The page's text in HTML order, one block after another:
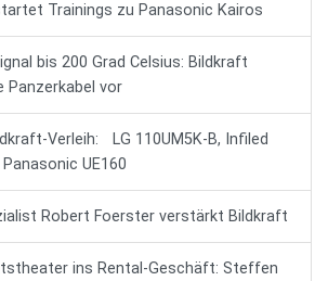
Trainings zu Panasonic Kairos
bis 200 Grad Celsius: Bildkraft
Panzerkabel vor
Verleih: LG 110UM5K-B, Infiled
Panasonic UE160
Robert Foerster verstärkt Bildkraft
ins Rental-Geschäft: Steffen